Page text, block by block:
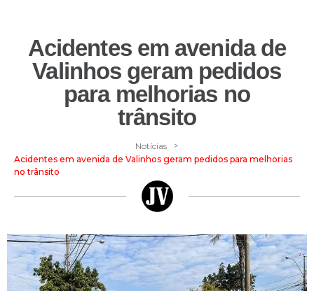
Acidentes em avenida de
Valinhos geram pedidos
para melhorias no
trânsito
Notícias >
Acidentes em avenida de Valinhos geram pedidos para melhorias
no trânsito